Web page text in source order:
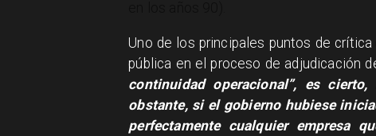
Uno de los principales puntos de
pública en el proceso de adjudicación
continuidad operacional”, es
obstante, si el gobierno hubiese
perfectamente cualquier empresa